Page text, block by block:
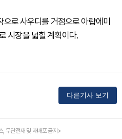
로 사우디를 거점으로 아랍에미
시장을 넓힐 계획이다.
다른기사 보기
무단전재 및 재배포 금지>